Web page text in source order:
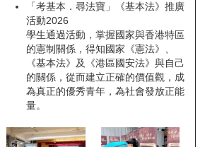
「考基本．尋法寶」《基本法》推廣
活動2026
學生通過活動，掌握國家與香港特區
的憲制關係，得知國家《憲法》、
《基本法》及《港區國安法》與自己
的關係，從而建立正確的價值觀，成
為真正的優秀青年，為社會發放正能
量。